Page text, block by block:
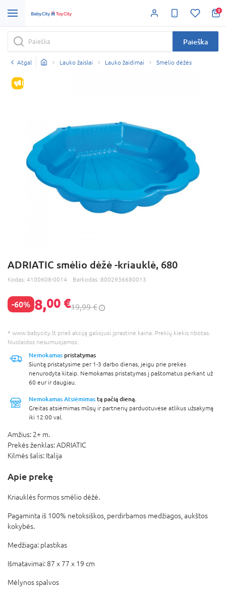
0
Paieška
Atgal Lauko žaislai Lauko žaidimai Smėlio dėžės
IŠPARDAVIMAS
ADRIATIC smėlio dėžė -kriauklė, 680
Kodas: 4100608-0014 Barkodas: 8002936680013
-60% 8,00 €19,99 €
* www.babycity.lt prieš akciją galiojusi įprastinė kaina. Prekių kiekis ribotas.
Nuolaidos nesumuojamos.
Nemokamas pristatymas
Siuntą pristatysime per 1-3 darbo dienas, jeigu prie prekės
nenurodyta kitaip. Nemokamas pristatymas į paštomatus perkant už
60 eur ir daugiau.
Nemokamas Atsiėmimas tą pačią dieną.
Greitas atsiėmimas mūsų ir partnerių parduotuvėse atlikus užsakymą
iki 12:00 val.
Amžius: 2+ m.
Prekės ženklas:ADRIATIC
Kilmės šalis: Italija
Apie prekę
Kriauklės formos smėlio dėžė.
Pagaminta iš 100% netoksiškos, perdirbamos medžiagos, aukštos
kokybės.
Medžiaga: plastikas
Išmatavimai: 87 x 77 x 19 cm
Mėlynos spalvos